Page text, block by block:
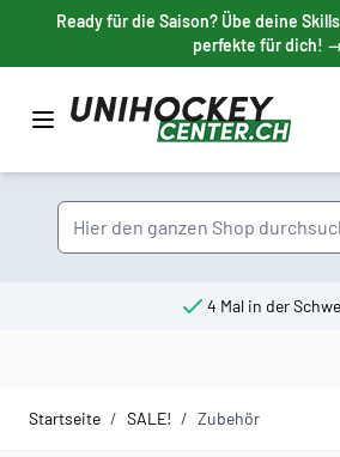
Direkt zum Inhalt
Ready für die Saison? Übe deine
perfekte für dich!
Suche
4 Mal in der
Startseite / SALE! / Zubehör